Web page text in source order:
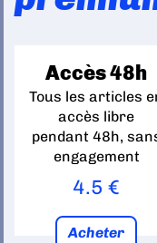
Accès 48h
Tous les articles
accès libre
pendant 48h,
engagement
4.5 €
Acheter